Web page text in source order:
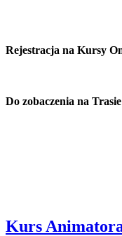
Rejestracja na Kursy
Do zobaczenia na
Kurs